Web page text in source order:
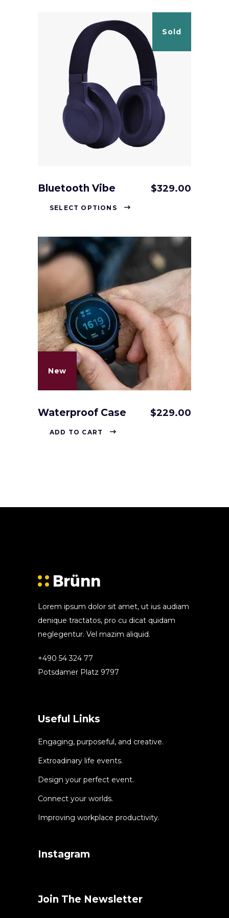
Sold
Bluetooth Vibe $329.00
SELECT OPTIONS
New
Waterproof Case $229.00
ADD TO CART
Lorem ipsum dolor sit amet, ut ius audiam
denique tractatos, pro cu dicat quidam
neglegentur. Vel mazim aliquid.
+490 54 324 77
Potsdamer Platz 9797
Useful Links
Engaging, purposeful, and creative.
Extroadinary life events.
Design your perfect event.
Connect your worlds.
Improving workplace productivity.
Instagram
Join The Newsletter